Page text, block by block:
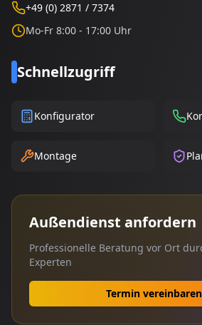
+49 (0) 2871 / 7374
Mo-Fr 8:00 - 17:00 Uhr
Schnellzugriff
Konfigurator
Montage
Außendienst anfordern
Professionelle Beratung vor Ort
Experten
Termin vereinbaren